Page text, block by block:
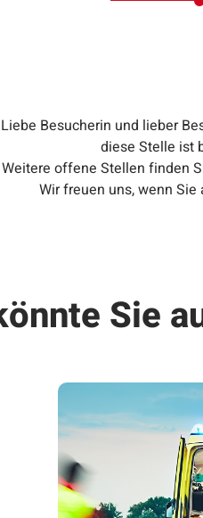
Liebe Besucherin und lieber
diese Stelle ist
Weitere offene Stellen finden
Wir freuen uns, wenn
Sie